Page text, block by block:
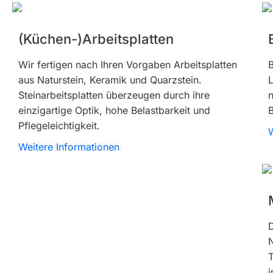
(Küchen-)Arbeitsplatten
Wir fertigen nach Ihren Vorgaben Arbeitsplatten
aus Naturstein, Keramik und Quarzstein.
Steinarbeitsplatten überzeugen durch ihre
einzigartige Optik, hohe Belastbarkeit und
Pflegeleichtigkeit.
Weitere Informationen